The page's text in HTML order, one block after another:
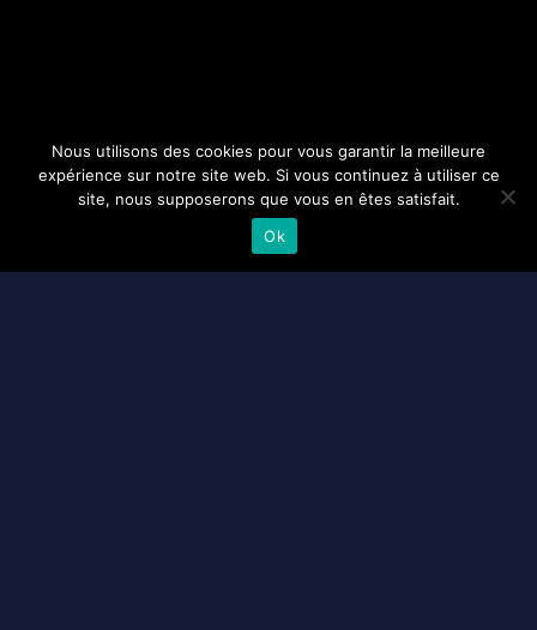
Nous utilisons des cookies pour vous garantir la meilleure
expérience sur notre site web. Si vous continuez à utiliser ce
site, nous supposerons que vous en êtes satisfait.
Ok